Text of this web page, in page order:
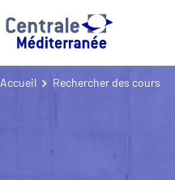
Accueil Rechercher des cours